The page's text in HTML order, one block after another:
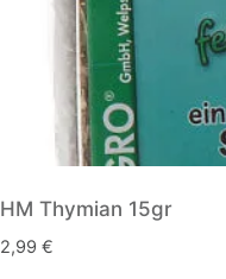
HM Thymian 15gr
2,99 €